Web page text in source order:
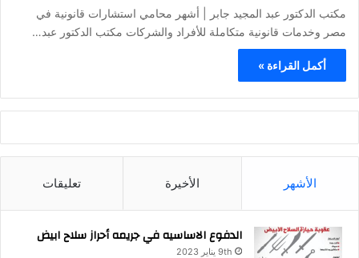
مكتب الدكتور عبد المجيد جابر | أشهر محامي استشارات قانونية في
مصر وخدمات قانونية متكاملة للأفراد والشركات مكتب الدكتور عبد…
أكمل القراءة »
الأشهر الأخيرة تعليقات
الدفوع الاساسيه في جريمه أحراز سلاح ابيض
9th يناير 2023